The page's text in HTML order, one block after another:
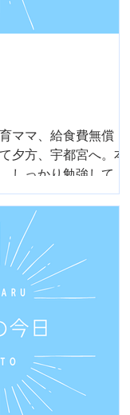
ママ、給食費無償
夕方、宇都宮へ。本
しっかり勉強してま